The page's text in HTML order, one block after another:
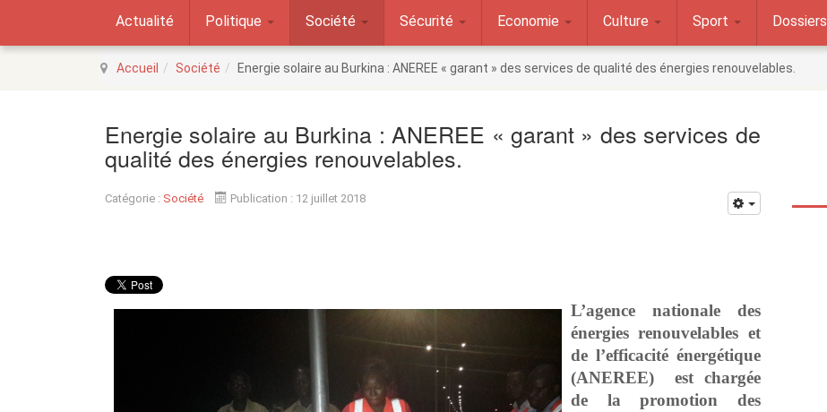
Actualité Politique Société Sécurité Economie Culture Sport Dossiers
Accueil Société Energie solaire au Burkina : ANEREE « garant » des services de qualité des énergies renouvelables.
Energie solaire au Burkina : ANEREE « garant » des services de
qualité des énergies renouvelables.
Catégorie : Société Publication : 12 juillet 2018
L’agence nationale des
énergies renouvelables et
de l’efficacité énergétique
(ANEREE) est chargée
de la promotion des